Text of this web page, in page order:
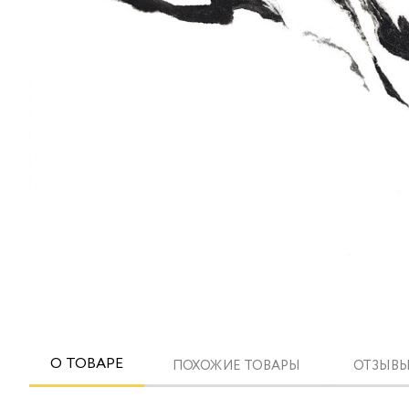
О ТОВАРЕ ПОХОЖИЕ ТОВАРЫ